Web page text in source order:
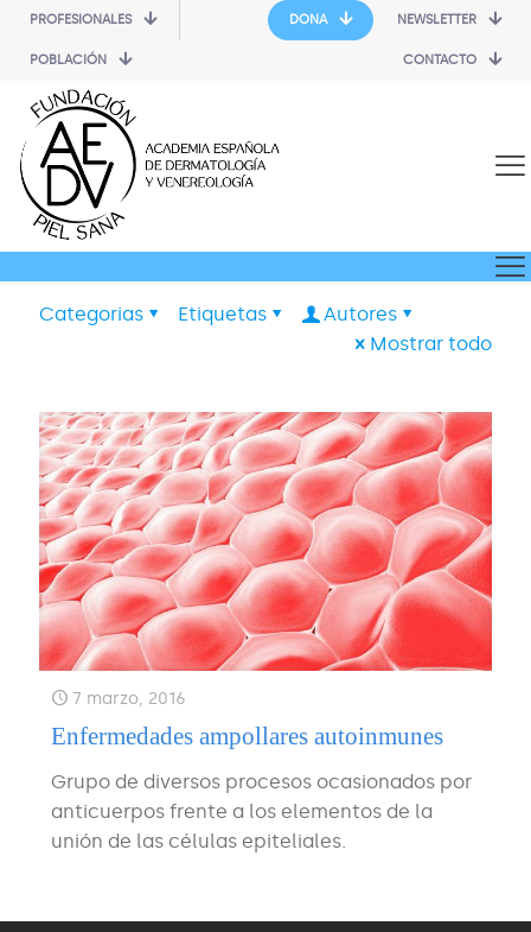
PROFESIONALES
POBLACIÓN
DONA NEWSLETTER
CONTACTO
Categorias Etiquetas
Autores
Mostrar todo
7 marzo, 2016
Enfermedades ampollares autoinmunes
Grupo de diversos procesos ocasionados por
anticuerpos frente a los elementos de la
unión de las células epiteliales.